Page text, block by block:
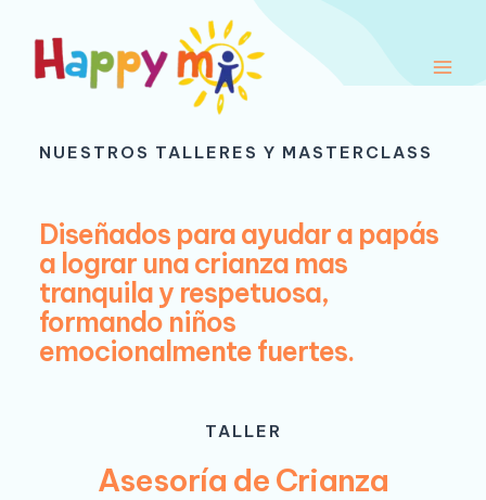
contenido
NUESTROS TALLERES Y MASTERCLASS
Diseñados para ayudar a papás
a lograr una crianza mas
tranquila y respetuosa,
formando niños
emocionalmente fuertes.
TALLER
Asesoría de Crianza